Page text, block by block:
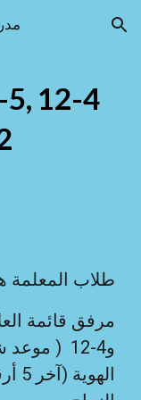
Skip to navigation
5, 12-4
طلاب المعلمة